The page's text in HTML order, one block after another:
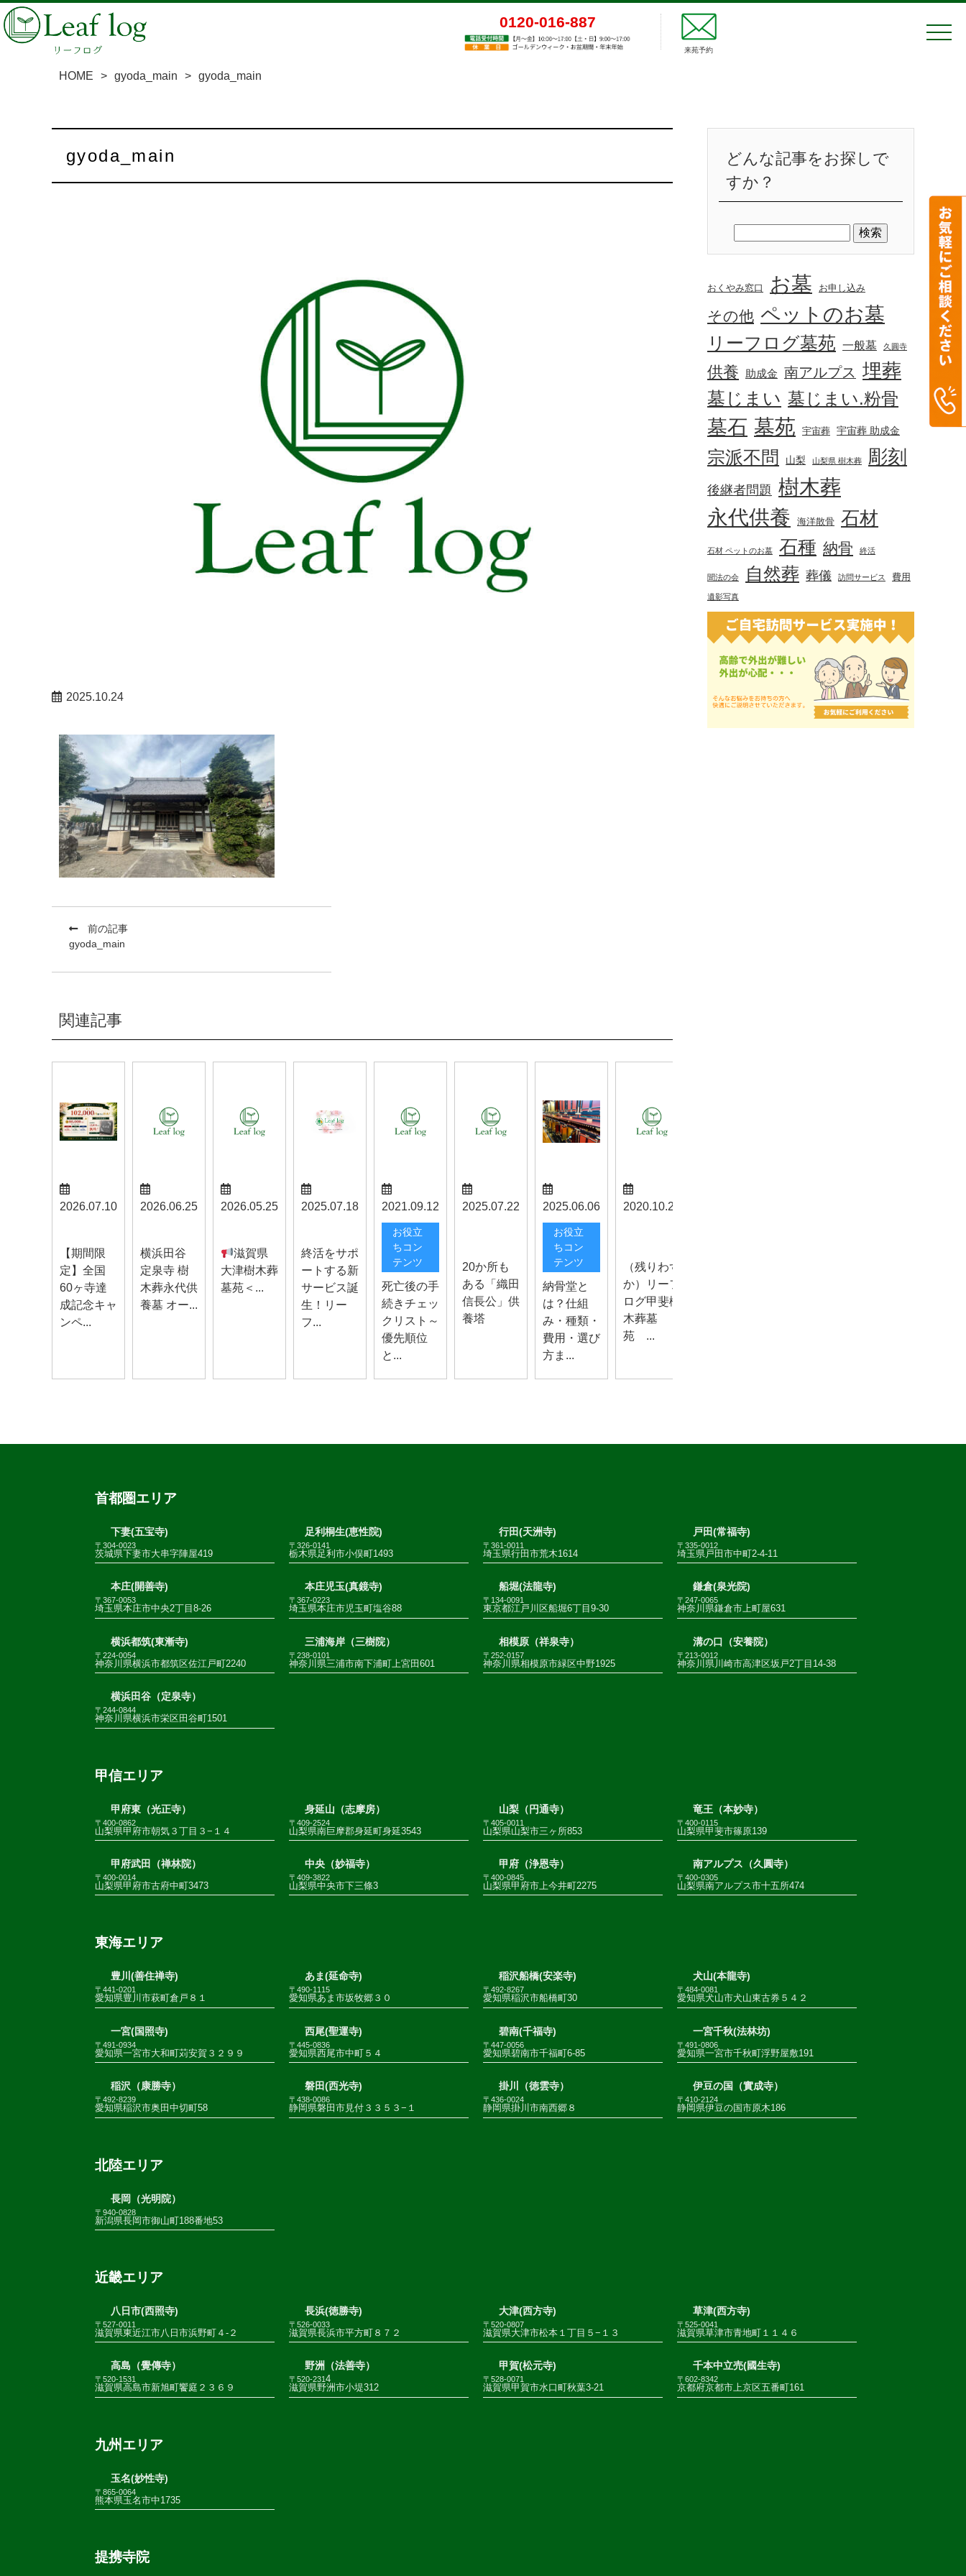
0120-016-887
来苑予約
HOME > gyoda_main > gyoda_main
gyoda_main
2025.10.24
前の記事
gyoda_main
関連記事
2026.07.10
【期間限
定】全国
60ヶ寺達
成記念キャ
ンペ...
2026.06.25
横浜田谷
定泉寺 樹
木葬永代供
養墓 オー...
2026.05.25
滋賀県
大津樹木葬
墓苑＜...
2025.07.18
終活をサポ
ートする新
サービス誕
生！リー
フ...
2021.09.12
お役立
ちコン
テンツ
死亡後の手
続きチェッ
クリスト～
優先順位
と...
2025.07.22
20か所も
ある「織田
信長公」供
養塔
2025.06.06
お役立
ちコン
テンツ
納骨堂と
は？仕組
み・種類・
費用・選び
方ま...
2020.10.20
（残りわず
か）リーフ
ログ甲斐樹
木葬墓
苑 ...
どんな記事をお探しで
すか？
おくやみ窓口 お墓 お申し込み
その他 ペットのお墓
リーフログ墓苑 一般墓 久圓寺
供養 助成金 南アルプス 埋葬
墓じまい 墓じまい.粉骨
墓石 墓苑 宇宙葬 宇宙葬 助成金
宗派不問 山梨 山梨県 樹木葬 彫刻
後継者問題 樹木葬
永代供養 海洋散骨 石材
石材 ペットのお墓 石種 納骨 終活
聞法の会 自然葬 葬儀 訪問サービス 費用
遺影写真
首都圏エリア
下妻(五宝寺)
〒304-0023
茨城県下妻市大串字陣屋419
足利桐生(恵性院)
〒326-0141
栃木県足利市小俣町1493
行田(天洲寺)
〒361-0011
埼玉県行田市荒木1614
戸田(常福寺)
〒335-0012
埼玉県戸田市中町2-4-11
本庄(開善寺)
〒367-0053
埼玉県本庄市中央2丁目8-26
本庄児玉(真鏡寺)
〒367-0223
埼玉県本庄市児玉町塩谷88
船堀(法龍寺)
〒134-0091
東京都江戸川区船堀6丁目9-30
鎌倉(泉光院)
〒247-0065
神奈川県鎌倉市上町屋631
横浜都筑(東漸寺)
〒224-0054
神奈川県横浜市都筑区佐江戸町2240
三浦海岸（三樹院）
〒238-0101
神奈川県三浦市南下浦町上宮田601
相模原（祥泉寺）
〒252-0157
神奈川県相模原市緑区中野1925
溝の口（安養院）
〒213-0012
神奈川県川崎市高津区坂戸2丁目14-38
横浜田谷（定泉寺）
〒244-0844
神奈川県横浜市栄区田谷町1501
甲信エリア
甲府東（光正寺）
〒400-0862
山梨県甲府市朝気３丁目３−１４
身延山（志摩房）
〒409-2524
山梨県南巨摩郡身延町身延3543
山梨（円通寺）
〒405-0011
山梨県山梨市三ヶ所853
竜王（本妙寺）
〒400-0115
山梨県甲斐市篠原139
甲府武田（禅林院）
〒400-0014
山梨県甲府市古府中町3473
中央（妙福寺）
〒409-3822
山梨県中央市下三條3
甲府（浄恩寺）
〒400-0845
山梨県甲府市上今井町2275
南アルプス（久圓寺）
〒400-0305
山梨県南アルプス市十五所474
東海エリア
豊川(善住禅寺)
〒441-0201
愛知県豊川市萩町倉戸８１
あま(延命寺)
〒490-1115
愛知県あま市坂牧郷３０
稲沢船橋(安楽寺)
〒492-8267
愛知県稲沢市船橋町30
犬山(本龍寺)
〒484-0081
愛知県犬山市犬山東古券５４２
一宮(国照寺)
〒491-0934
愛知県一宮市大和町苅安賀３２９９
西尾(聖運寺)
〒445-0836
愛知県西尾市中町５４
碧南(千福寺)
〒447-0056
愛知県碧南市千福町6-85
一宮千秋(法林坊)
〒491-0806
愛知県一宮市千秋町浮野屋敷191
稲沢（康勝寺）
〒492-8239
愛知県稲沢市奥田中切町58
磐田(西光寺)
〒438-0086
静岡県磐田市見付３３５３−１
掛川（徳雲寺）
〒436-0024
静岡県掛川市南西郷８
伊豆の国（實成寺）
〒410-2124
静岡県伊豆の国市原木186
北陸エリア
長岡（光明院）
〒940-0828
新潟県長岡市御山町188番地53
近畿エリア
八日市(西照寺)
〒527-0011
滋賀県東近江市八日市浜野町４-２
長浜(徳勝寺)
〒526-0033
滋賀県長浜市平方町８７２
大津(西方寺)
〒520-0807
滋賀県大津市松本１丁目５−１３
草津(西方寺)
〒525-0041
滋賀県草津市青地町１１４６
高島（覺傳寺）
〒520-1531
滋賀県高島市新旭町饗庭２３６９
野洲（法善寺）
〒520-231 4
滋賀県野洲市小堤312
甲賀(松元寺)
〒528-0071
滋賀県甲賀市水口町秋葉3-21
千本中立売(國生寺)
〒602-8342
京都府京都市上京区五番町161
九州エリア
玉名(妙性寺)
〒865-0064
熊本県玉名市中1735
提携寺院